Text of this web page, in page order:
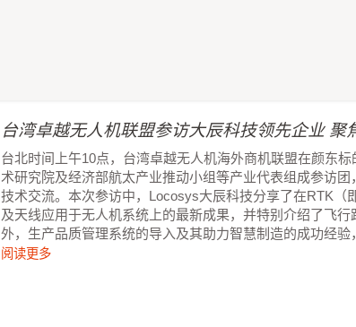
台湾卓越无人机联盟参访大辰科技领先企业 聚
台北时间上午10点，台湾卓越无人机海外商机联盟在颜东
术研究院及经济部航太产业推动小组等产业代表组成参访
技术交流。本次参访中，Locosys大辰科技分享了在RTK（
及天线应用于无人机系统上的最新成果，并特别介绍了飞
外，生产品质管理系统的导入及其助力智慧制造的成功经验
阅读更多